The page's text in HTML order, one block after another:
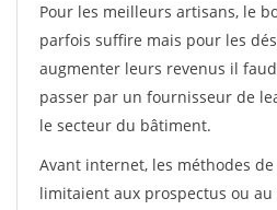
Pour les meilleurs artisans, le
parfois suffire mais pour les
augmenter leurs revenus il
passer par un fournisseur de
le secteur du bâtiment.
Avant internet, les méthodes
limitaient aux prospectus ou au